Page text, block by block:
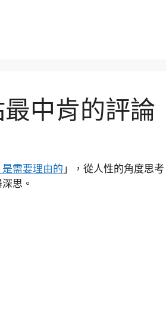
中肯的評論
需要理由的 」，從人性的角度思考
思。